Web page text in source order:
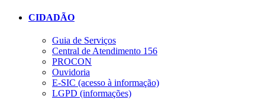
CIDADÃO
Guia de Serviços
Central de Atendimento 156
PROCON
Ouvidoria
E-SIC (acesso à informação)
LGPD (informações)